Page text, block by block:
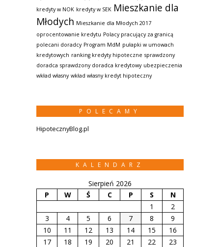
kredyty w NOK kredyty w SEK Mieszkanie dla
Młodych Mieszkanie dla Młodych 2017
oprocentowanie kredytu Polacy pracujący za granicą
polecani doradcy Program MdM pułapki w umowach
kredytowych ranking kredyty hipoteczne sprawdzony
doradca sprawdzony doradca kredytowy ubezpieczenia
wkład własny wkład własny kredyt hipoteczny
POLECAMY
HipotecznyBlog.pl
KALENDARZ
Sierpień 2026
P
W Ś C P S N
1
2
3
4 5 6 7 8
9
10
11 12 13 14 15
16
17
18 19 20 21 22
23